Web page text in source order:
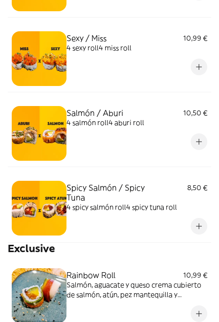
Sexy / Miss
10,99 €
4 sexy roll4 miss roll
Salmón / Aburi
10,50 €
4 salmón roll4 aburi roll
Spicy Salmón / Spicy
Tuna
8,50 €
4 spicy salmón roll4 spicy tuna roll
Exclusive
Rainbow Roll
10,99 €
Salmón, aguacate y queso crema cubierto
de salmón, atún, pez mantequilla y